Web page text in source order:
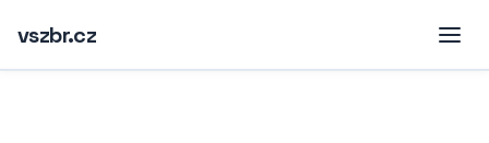
vszbr.cz